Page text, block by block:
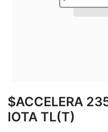
$ACCELERA
IOTA TL(T)